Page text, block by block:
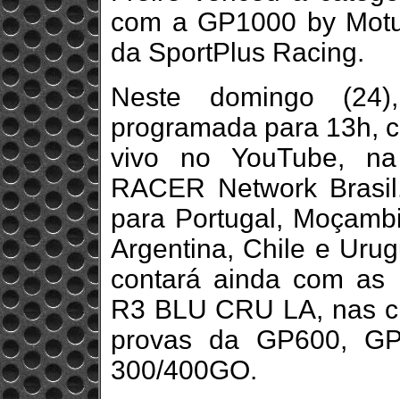
com a GP1000 by
da SportPlus Racing.
Neste domingo
programada para 13h,
vivo no YouTube,
RACER Network
para Portugal,
Argentina, Chile e
contará ainda com as
R3 BLU CRU LA, nas
provas da GP600,
300/400GO.